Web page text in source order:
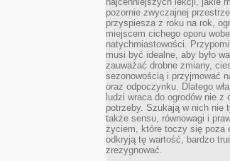
pozornie zwyczajnej
przyspiesza z roku na rok,
miejscem cichego oporu
natychmiastowości.
musi być idealne, aby było
zauważać drobne zmiany,
sezonowością i przyjmować
oraz odpoczynku. Dlatego
ludzi wraca do ogrodów nie z
potrzeby. Szukają w nich nie
także sensu, równowagi i
życiem, które toczy się poza
odkryją tę wartość, bardzo
zrezygnować.